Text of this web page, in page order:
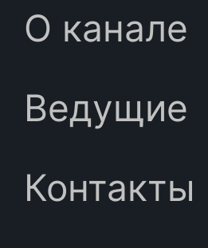
О канале
Ведущие
Контакты